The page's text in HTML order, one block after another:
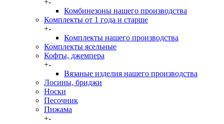
+-
Комбинезоны нашего производства
Комплекты от 1 года и старше
+-
Комплекты нашего производства
Комплекты ясельные
Кофты, джемпера
+-
Вязаные изделия нашего производства
Лосины, бриджи
Носки
Песочник
Пижама
+-